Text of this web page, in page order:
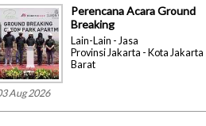
Aug 2026
Perencana Acara Ground
Breaking
Lain-Lain - Jasa
Provinsi Jakarta - Kota Jakarta
Barat